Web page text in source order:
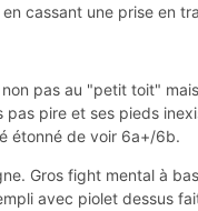
cassant une prise en
pas au "petit toit"
pire et ses pieds
étonné de voir 6a+/6b.
Gros fight mental à
avec piolet dessus